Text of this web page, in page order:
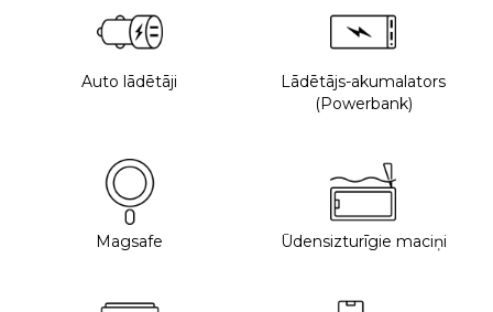
Auto lādētāji
Lādētājs-akumalators
(Powerbank)
Magsafe Ūdensizturīgie maciņi